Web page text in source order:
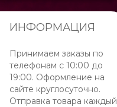
ИНФОРМАЦИЯ
Принимаем заказы по
телефонам с 10:00 до
19:00. Оформление на
сайте круглосуточно.
Отправка товара каждый